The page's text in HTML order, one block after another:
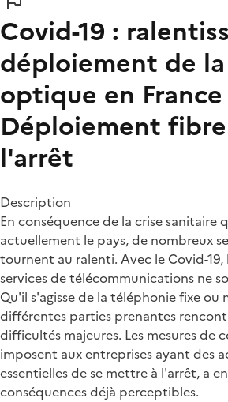
Covid-19 :
déploiement de
optique en France
Déploiement
l'arrêt
Description
En conséquence de la crise sanitaire
actuellement le pays, de nombreux
tournent au ralenti. Avec le Covid-19,
services de télécommunications ne
Qu'il s'agisse de la téléphonie fixe ou
différentes parties prenantes
difficultés majeures. Les mesures de
imposent aux entreprises ayant des
essentielles de se mettre à l'arrêt, a
conséquences déjà perceptibles.